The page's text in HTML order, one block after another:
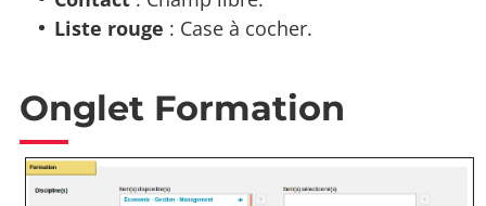
Liste rouge : Case à cocher.
Onglet Formation